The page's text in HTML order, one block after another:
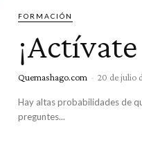
FORMACIÓN
Quemashago.com - 20 de julio
Hay altas probabilidades de
preguntes...